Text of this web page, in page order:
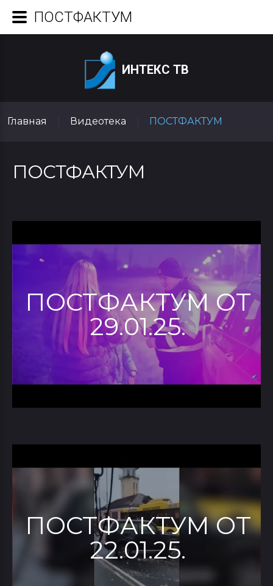
ИНТЕКС ТВ
Главная Видеотека ПОСТФАКТУМ
ПОСТФАКТУМ
ПОСТФАКТУМ ОТ
29.01.25.
ПОСТФАКТУМ ОТ
22.01.25.
ПОСТФАКТУМ